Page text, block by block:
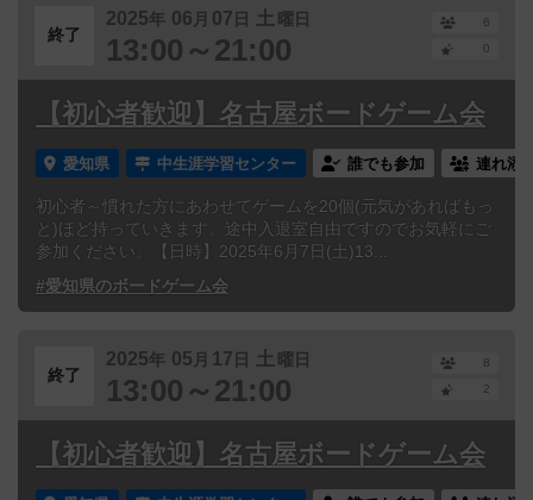
終了
2025年 06 月 07 日 土 曜日
13:00～21:00
6
0
【初心者歓迎】名古屋ボードゲーム会
愛知県 中生涯学習センター 誰でも参加 連れ添
初心者～慣れた方にあわせてゲームを20個(元気があればもっ
と)ほど持っていきます。途中入退室自由ですのでお気軽にご
参加ください。【日時】2025年6月7日(土)13...
#愛知県のボードゲーム会
終了
2025年 05 月 17 日 土 曜日
13:00～21:00
8
2
【初心者歓迎】名古屋ボードゲーム会